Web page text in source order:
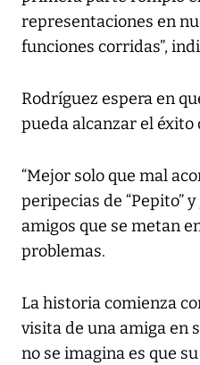
representaciones en
funciones corridas”,
Rodríguez espera en
pueda alcanzar el
“Mejor solo que mal
peripecias de “Pepito”
amigos que se metan
problemas.
La historia comienza
visita de una amiga en
no se imagina es que